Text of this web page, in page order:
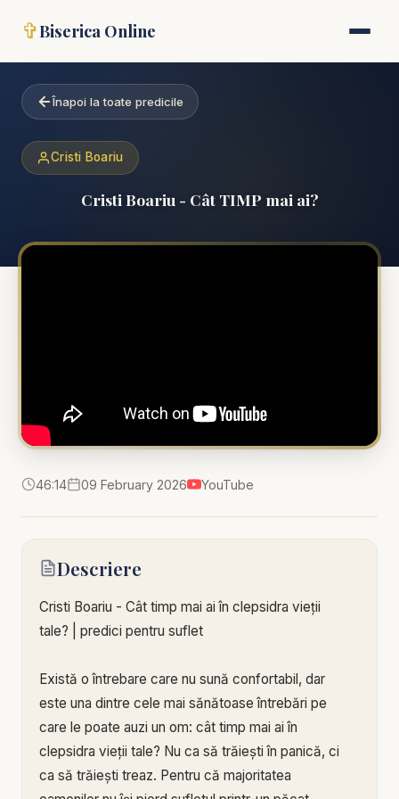
✞Biserica Online
Înapoi la toate predicile
Cristi Boariu
Cristi Boariu - Cât TIMP mai ai?
46:14 09 February 2026 YouTube
Descriere
Cristi Boariu - Cât timp mai ai în clepsidra vieții
tale? | predici pentru suflet
Există o întrebare care nu sună confortabil, dar
este una dintre cele mai sănătoase întrebări pe
care le poate auzi un om: cât timp mai ai în
clepsidra vieții tale? Nu ca să trăiești în panică, ci
ca să trăiești treaz. Pentru că majoritatea